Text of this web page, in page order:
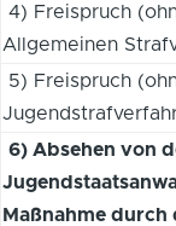
4) Freispruch
Allgemeinen
5) Freispruch
6) Absehen von
Maßnahme durch